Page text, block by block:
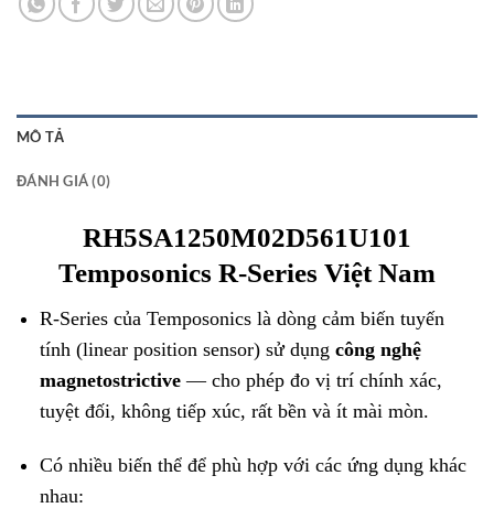
MÔ TẢ
ĐÁNH GIÁ (0)
RH5SA1250M02D561U101
Temposonics R-Series Việt Nam
R-Series của Temposonics là dòng cảm biến tuyến
tính (linear position sensor) sử dụng công nghệ
magnetostrictive— cho phép đo vị trí chính xác,
tuyệt đối, không tiếp xúc, rất bền và ít mài mòn.
Có nhiều biến thể để phù hợp với các ứng dụng khác
nhau: